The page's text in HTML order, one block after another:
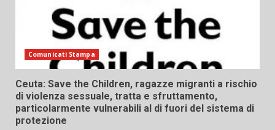
Comunicati Stampa
Ceuta: Save the Children, ragazze migranti a rischio
di violenza sessuale, tratta e sfruttamento,
particolarmente vulnerabili al di fuori del sistema di
protezione